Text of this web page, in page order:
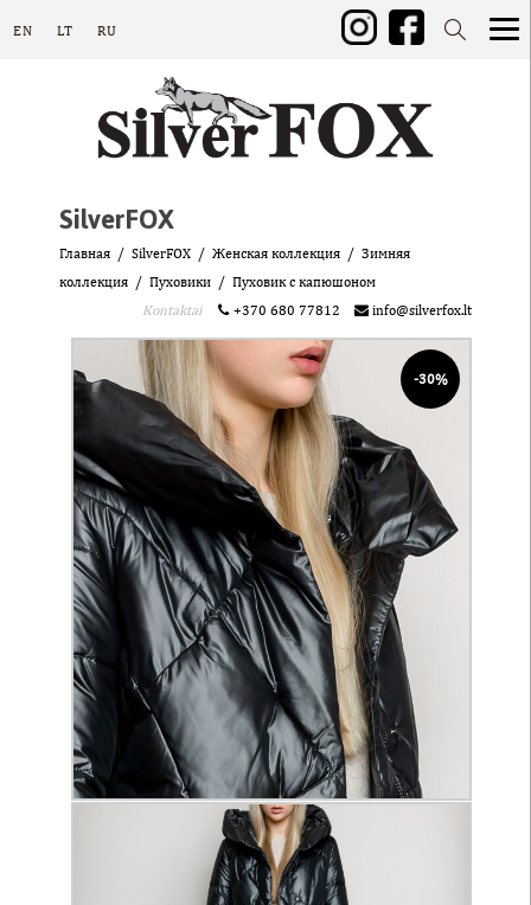
EN LT RU
SilverFOX
Главная SilverFOX Женская коллекция
Зимняя
коллекция
Пуховики
Пуховик с капюшоном
Kontaktai
+370 680 77812 info@silverfox.lt
-30%